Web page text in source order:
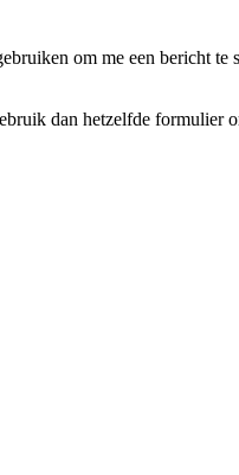
om me een bericht te
dan hetzelfde formulier